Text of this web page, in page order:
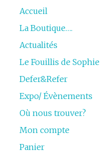
Accueil
La Boutique….
Actualités
Le Fouillis de Sophie
Defer&Refer
Expo/ Évènements
Où nous trouver?
Mon compte
Panier